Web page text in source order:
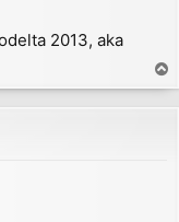
2013, aka
o
p